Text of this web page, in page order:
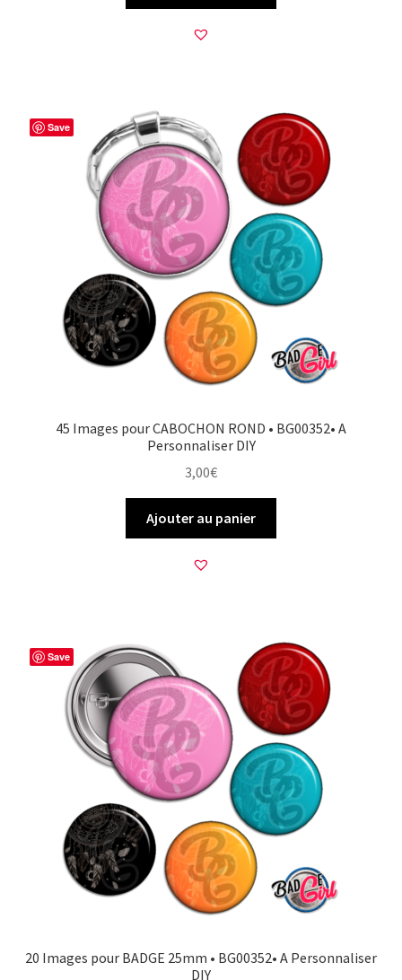
Save
45 Images pour CABOCHON ROND • BG00352• A
Personnaliser DIY
3,00€
Ajouter au panier
Save
20 Images pour BADGE 25mm • BG00352• A Personnaliser
DIY